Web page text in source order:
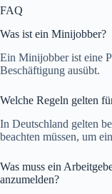
FAQ
Was ist ein Minijobber?
Ein Minijobber ist eine
Beschäftigung ausübt.
Welche Regeln gelten
In Deutschland gelten
beachten müssen, um
Was muss ein
anzumelden?